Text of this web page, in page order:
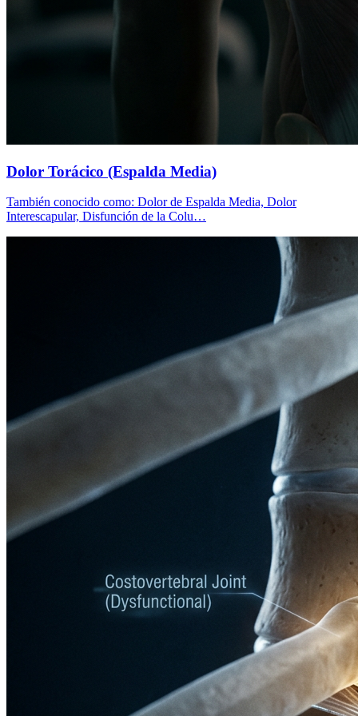
Dolor Torácico (Espalda Media)
También conocido como: Dolor de Espalda Media, Dolor
Interescapular, Disfunción de la Colu…